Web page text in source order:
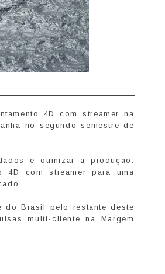
4D com streamer na
no segundo semestre de
é otimizar a produção.
4D com streamer para uma
do Brasil pelo restante deste
multi-cliente na Margem